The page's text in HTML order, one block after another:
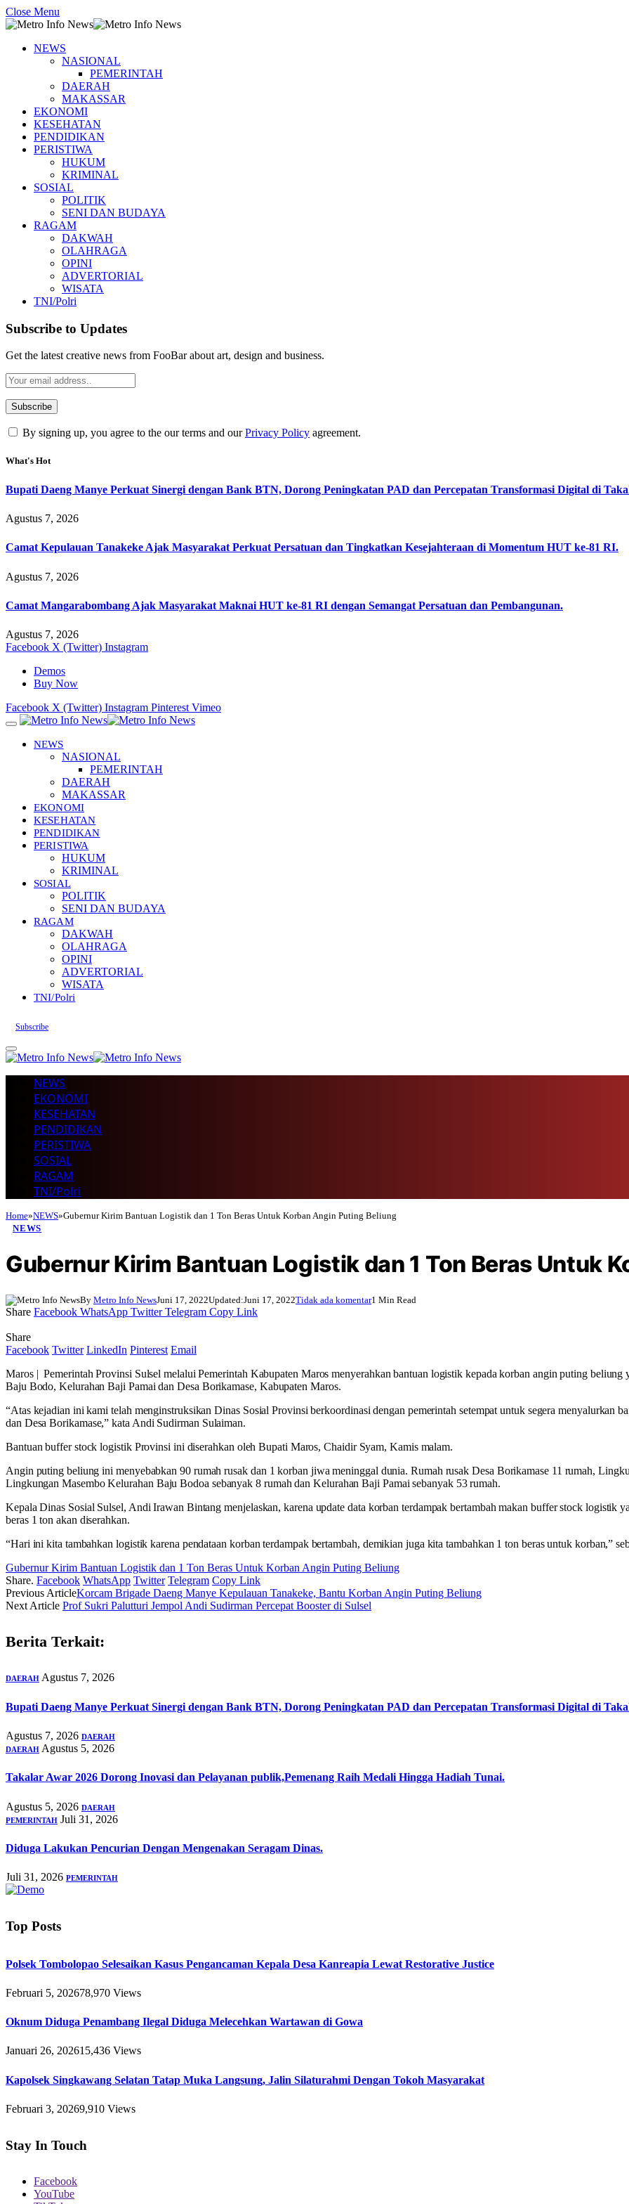
Close Menu
NEWS
NASIONAL
PEMERINTAH
DAERAH
MAKASSAR
EKONOMI
KESEHATAN
PENDIDIKAN
PERISTIWA
HUKUM
KRIMINAL
SOSIAL
POLITIK
SENI DAN BUDAYA
RAGAM
DAKWAH
OLAHRAGA
OPINI
ADVERTORIAL
WISATA
TNI/Polri
Subscribe to Updates
Get the latest creative news from FooBar about art, design and business.
By signing up, you agree to the our terms and ourPrivacy Policy agreement.
What's Hot
Bupati Daeng Manye Perkuat Sinergi dengan Bank BTN, Dorong Peningkatan PAD dan Percepatan Transformasi Digital di
Agustus 7, 2026
Camat Kepulauan Tanakeke Ajak Masyarakat Perkuat Persatuan dan Tingkatkan Kesejahteraan di Momentum HUT ke-81 RI.
Agustus 7, 2026
Camat Mangarabombang Ajak Masyarakat Maknai HUT ke-81 RI dengan Semangat Persatuan dan Pembangunan.
Agustus 7, 2026
Facebook X (Twitter) Instagram
Demos
Buy Now
Facebook X (Twitter) Instagram Pinterest Vimeo
NEWS
NASIONAL
PEMERINTAH
DAERAH
MAKASSAR
EKONOMI
KESEHATAN
PENDIDIKAN
PERISTIWA
HUKUM
KRIMINAL
SOSIAL
POLITIK
SENI DAN BUDAYA
RAGAM
DAKWAH
OLAHRAGA
OPINI
ADVERTORIAL
WISATA
TNI/Polri
Subscribe
NEWS
EKONOMI
KESEHATAN
PENDIDIKAN
PERISTIWA
SOSIAL
RAGAM
TNI/Polri
Home»NEWS»Gubernur Kirim Bantuan Logistik dan 1 Ton Beras Untuk Korban Angin Puting Beliung
NEWS
Gubernur Kirim Bantuan Logistik dan 1 Ton Beras Untuk
By Metro Info NewsJuni 17, 2022Updated:Juni 17, 2022Tidak ada komentar1 Min Read
Share Facebook WhatsApp Twitter Telegram Copy Link
Share
Facebook Twitter LinkedIn Pinterest Email
Maros | Pemerintah Provinsi Sulsel melalui Pemerintah Kabupaten Maros menyerahkan bantuan logistik kepada korban angin puting
Baju Bodo, Kelurahan Baji Pamai dan Desa Borikamase, Kabupaten Maros.
“Atas kejadian ini kami telah menginstruksikan Dinas Sosial Provinsi berkoordinasi dengan pemerintah setempat untuk segera menyalurkan
dan Desa Borikamase,” kata Andi Sudirman Sulaiman.
Bantuan buffer stock logistik Provinsi ini diserahkan oleh Bupati Maros, Chaidir Syam, Kamis malam.
Angin puting beliung ini menyebabkan 90 rumah rusak dan 1 korban jiwa meninggal dunia. Rumah rusak Desa Borikamase 11 rumah,
Lingkungan Masembo Kelurahan Baju Bodoa sebanyak 8 rumah dan Kelurahan Baji Pamai sebanyak 53 rumah.
Kepala Dinas Sosial Sulsel, Andi Irawan Bintang menjelaskan, karena update data korban terdampak bertambah makan buffer stock logistik
beras 1 ton akan diserahkan.
“Hari ini kita tambahkan logistik karena pendataan korban terdampak bertambah, demikian juga kita tambahkan 1 ton beras untuk korban,”
Gubernur Kirim Bantuan Logistik dan 1 Ton Beras Untuk Korban Angin Puting Beliung
Share. Facebook WhatsApp Twitter Telegram Copy Link
Previous ArticleKorcam Brigade Daeng Manye Kepulauan Tanakeke, Bantu Korban Angin Puting Beliung
Next Article Prof Sukri Palutturi Jempol Andi Sudirman Percepat Booster di Sulsel
Berita Terkait:
DAERAH Agustus 7, 2026
Bupati Daeng Manye Perkuat Sinergi dengan Bank BTN, Dorong Peningkatan PAD dan Percepatan Transformasi Digital di
Agustus 7, 2026 DAERAH
DAERAH Agustus 5, 2026
Takalar Awar 2026 Dorong Inovasi dan Pelayanan publik,Pemenang Raih Medali Hingga Hadiah Tunai.
Agustus 5, 2026 DAERAH
PEMERINTAH Juli 31, 2026
Diduga Lakukan Pencurian Dengan Mengenakan Seragam Dinas.
Juli 31, 2026 PEMERINTAH
Top Posts
Polsek Tombolopao Selesaikan Kasus Pengancaman Kepala Desa Kanreapia Lewat Restorative Justice
Februari 5, 202678,970 Views
Oknum Diduga Penambang Ilegal Diduga Melecehkan Wartawan di Gowa
Januari 26, 202615,436 Views
Kapolsek Singkawang Selatan Tatap Muka Langsung, Jalin Silaturahmi Dengan Tokoh Masyarakat
Februari 3, 20269,910 Views
Stay In Touch
Facebook
YouTube